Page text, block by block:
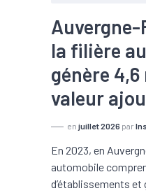
Auvergne-
la filière
génère
valeur
en juillet 2026 par
En 2023, en
automobile
d’établissements et